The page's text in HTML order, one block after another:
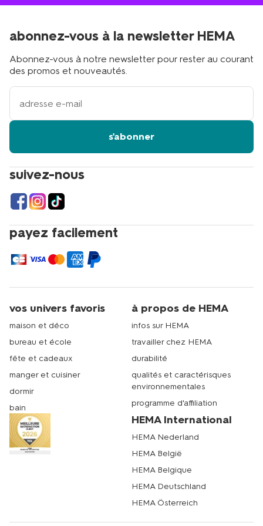
suivez-nous
payez facilement
abonnez-vous à la newsletter HEMA
Abonnez-vous à notre newsletter pour rester au courant
des promos et nouveautés.
votre
adresse
s'abonner
vos univers favoris
maison et déco
bureau et école
fête et cadeaux
manger et cuisiner
dormir
bain
à propos de HEMA
infos sur HEMA
travailler chez HEMA
durabilité
qualités et caractérisques
environnementales
programme d'affiliation
HEMA International
HEMA Nederland
HEMA België
HEMA Belgique
HEMA Deutschland
HEMA Österreich